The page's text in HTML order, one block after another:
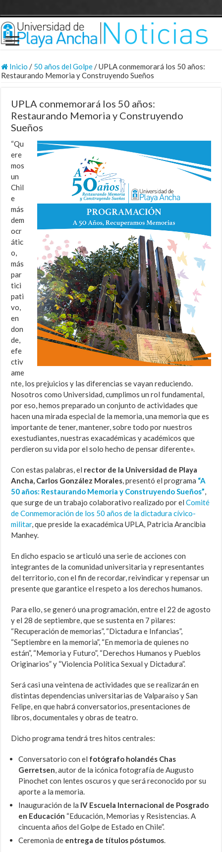
Inicio / 50 años del Golpe/UPLA conmemorará los 50 años:
Restaurando Memoria y Construyendo Sueños
UPLA conmemorará los 50 años:
Restaurando Memoria y Construyendo
Sueños
“Qu
ere
mos
un
Chil
e
más
dem
ocr
átic
o,
más
par
tici
pati
vo,
en
don
de,
efe
ctiv
ame
nte, los prejuicios y las diferencias se vayan reduciendo.
Nosotros como Universidad, cumplimos un rol fundamental,
por eso, hemos preparado un conjunto de actividades que
hacen una mirada especial de la memoria, una memoria que es
importante de tener, mantener, sobre todo por nuestros
exestudiantes, nuestras exacadémicas y académicos que
perdieron su vida por el solo hecho de pensar diferente».
Con estas palabras, el rector de la Universidad de Playa
Ancha, Carlos González Morales, presentó el programa “A
50 años: Restaurando Memoria y Construyendo Sueños”,
que surge de un trabajo colaborativo realizado por elComité
de Conmemoración de los 50 años de la dictadura cívico-
militar, que preside la exacadémica UPLA, Patricia Arancibia
Manhey.
En dicho espacio se articuló una serie de acciones con
integrantes de la comunidad universitaria y representantes
del territorio, con el fin de recordar, reivindicar y repensar un
presente que garantice el respeto a los derechos humanos.
Para ello, se generó una programación, entre el 22 de agosto
y el 28 de septiembre, que se sustenta en 7 pilares:
“Recuperación de memorias”, “Dictadura e Infancias”,
“Septiembre en la memoria”, “En memoria de quienes no
están”, “Memoria y Futuro”, “Derechos Humanos y Pueblos
Originarios” y “Violencia Política Sexual y Dictadura”.
Será casi una veintena de actividades que se realizarán en
distintas dependencias universitarias de Valparaíso y San
Felipe, en que habrá conversatorios, presentaciones de
libros, documentales y obras de teatro.
Dicho programa tendrá tres hitos centrales:
Conversatorio con el fotógrafo holandés Chas
Gerretsen, autor de la icónica fotografía de Augusto
Pinochet con lentes oscuros y que será reconocido por su
aporte a la memoria.
Inauguración de la IV Escuela Internacional de Posgrado
en Educación “Educación, Memorias y Resistencias. A
cincuenta años del Golpe de Estado en Chile”.
Ceremonia de entrega de títulos póstumos.